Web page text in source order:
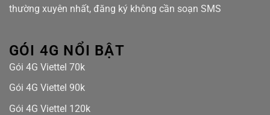
thường xuyên nhất, đăng ký không cần soạn SMS
GÓI 4G NỔI BẬT
Gói 4G Viettel 70k
Gói 4G Viettel 90k
Gói 4G Viettel 120k